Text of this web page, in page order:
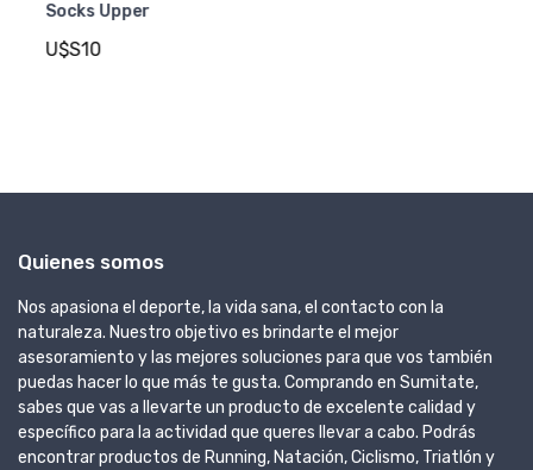
Summer Socks Upper
U$S10
Quienes somos
Nos apasiona el deporte, la vida sana, el contacto con la
naturaleza. Nuestro objetivo es brindarte el mejor
asesoramiento y las mejores soluciones para que vos también
puedas hacer lo que más te gusta. Comprando en Sumitate,
sabes que vas a llevarte un producto de excelente calidad y
específico para la actividad que queres llevar a cabo. Podrás
encontrar productos de Running, Natación, Ciclismo, Triatlón y